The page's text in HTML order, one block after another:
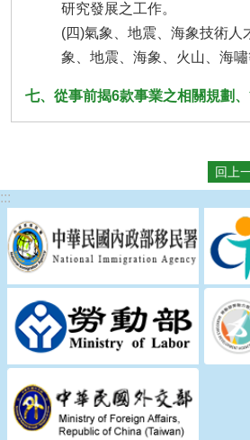
研究發展之工作。
(四)氣象、地震、海象技術人
象、地震、海象、火山、海嘯
七、從事前揭6款事業之相關規劃、
回上
:::